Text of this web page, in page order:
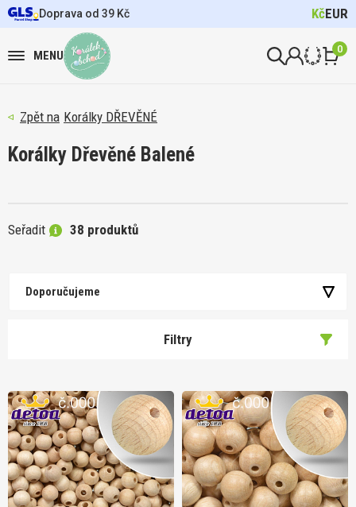
Doprava od 39 Kč KčEUR
MENU 0
Korálky DŘEVĚNÉ
Korálky Dřevěné Balené
Seřadit 38 produktů
Doporučujeme
Filtry